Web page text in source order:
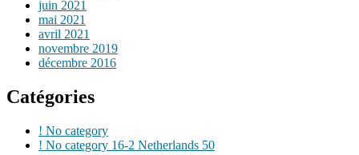
juin 2021
mai 2021
avril 2021
novembre 2019
décembre 2016
Catégories
! No category
! No category 16-2 Netherlands 50